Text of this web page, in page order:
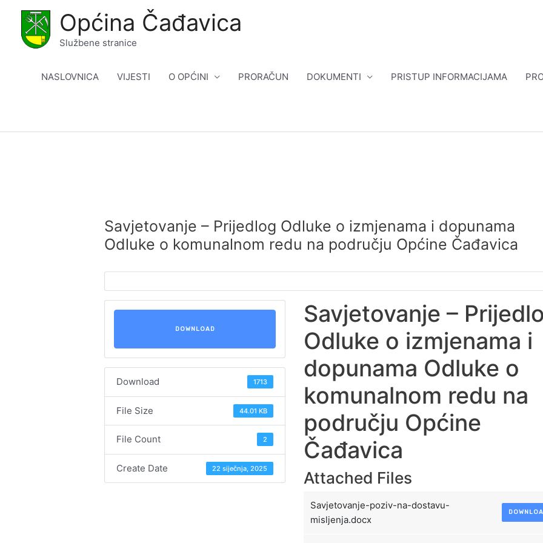
content
Općina Čađavica
Službene stranice
NASLOVNICA VIJESTI O OPĆINI PRORAČUN DOKUMENTI PRISTUP INFORMACIJAMA
Savjetovanje – Prijedlog Odluke o izmjenama i dopunama
Odluke o komunalnom redu na području Općine Čađavica
DOWNLOAD
Download 1713
File Size 44.01 KB
File Count 2
Create Date 22 siječnja, 2025
Savjetovanje –
Odluke o izmjenama i
dopunama Odluke o
komunalnom redu na
području Općine
Čađavica
Attached Files
Savjetovanje-poziv-na-dostavu-
misljenja.docx